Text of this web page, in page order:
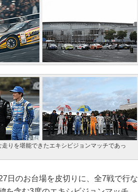
りを堪能できたエキシビジョンマッチであっ
日のお台場を皮切りに、全7戦で行な